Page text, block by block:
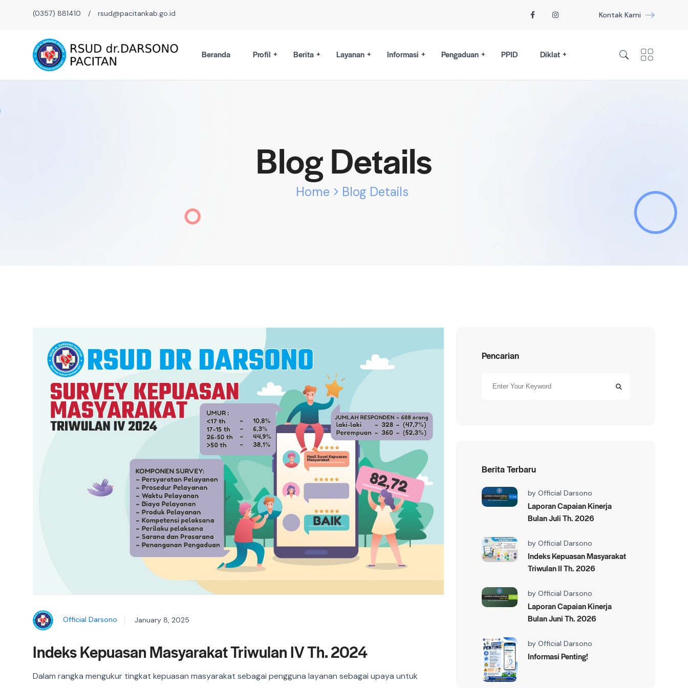
(0357) 881410 / rsud@pacitankab.go.id Kontak Kami
Beranda Profil Berita Layanan Informasi Pengaduan PPID Diklat
Blog Details
Home Blog Details
Official Darsono January 8, 2025
Indeks Kepuasan Masyarakat Triwulan IV Th. 2024
Dalam rangka mengukur tingkat kepuasan masyarakat sebagai pengguna layanan sebagai upaya untuk
Pencarian
Berita Terbaru
by Official Darsono
Laporan Capaian Kinerja
Bulan Juli Th. 2026
by Official Darsono
Indeks Kepuasan Masyarakat
Triwulan II Th. 2026
by Official Darsono
Laporan Capaian Kinerja
Bulan Juni Th. 2026
by Official Darsono
Informasi Penting!